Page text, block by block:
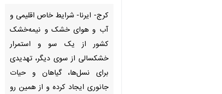
کرج- ایرنا- شرایط خاص اقلیمی و
آب و هوای خشک و نیمه‌خشک
کشور از یک سو و استمرار
خشکسالی از سوی دیگر، تهدیدی
برای نسل‌ها، گیاهان و حیات
جانوری ایجاد کرده و از همین رو